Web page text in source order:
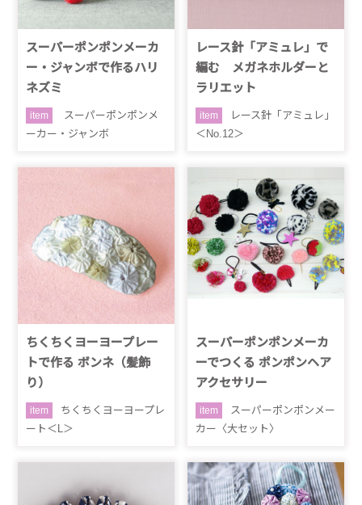
スーパーポンポンメーカ
ー・ジャンボで作るハリ
ネズミ
item
スーパーポンポンメ
ーカー・ジャンボ
レース針「アミュレ」で
編む メガネホルダーと
ラリエット
item
レース針「アミュレ」
＜No.12＞
ちくちくヨーヨープレー
トで作る ボンネ（髪飾
り）
item
ちくちくヨーヨープレ
ート＜L＞
スーパーポンポンメーカ
ーでつくる ポンポンヘア
アクセサリー
item
スーパーポンポンメー
カー〈大セット〉